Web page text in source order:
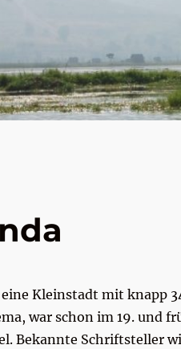
eine Kleinstadt mit knapp
war schon im 19. und
Bekannte Schriftsteller